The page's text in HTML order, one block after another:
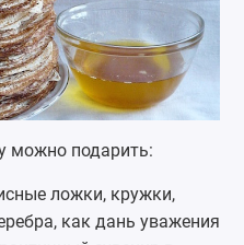
можно подарить:
ложки, кружки,
как дань уважения